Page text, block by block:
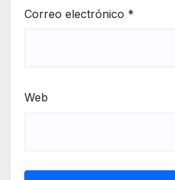
Correo electrónico *
Web